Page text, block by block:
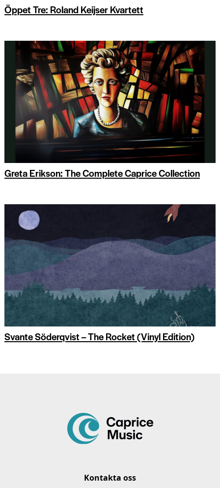
Öppet Tre: Roland Keijser Kvartett
Greta Erikson: The Complete Caprice Collection
Svante Söderqvist – The Rocket (Vinyl Edition)
Kontakta oss